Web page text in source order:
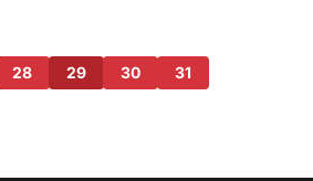
28 29 30 31